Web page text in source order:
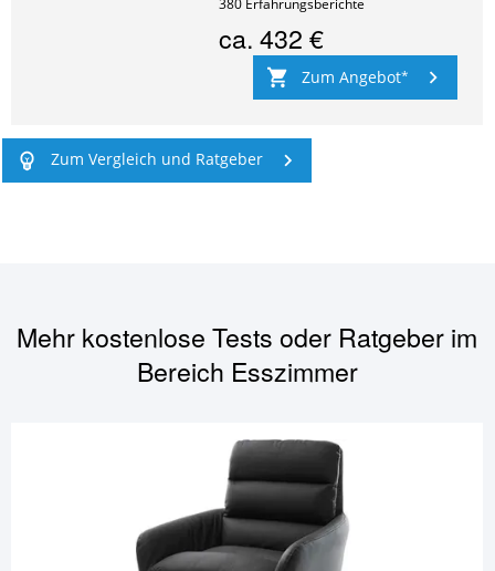
380 Erfahrungsberichte
ca.432 €
Zum Angebot
Zum Vergleich und Ratgeber
Mehr kostenlose Tests oder Ratgeber im
Bereich Esszimmer